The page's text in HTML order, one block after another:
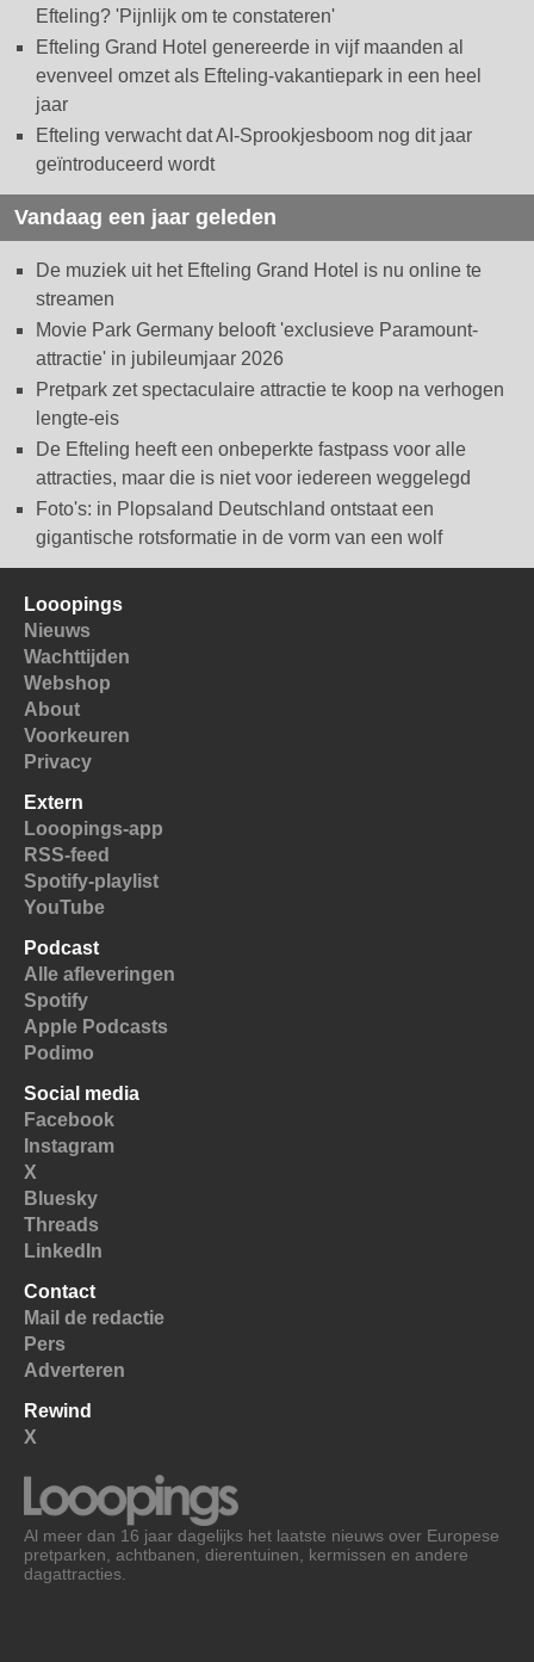
Efteling? 'Pijnlijk om te constateren'
Efteling Grand Hotel genereerde in vijf maanden al
evenveel omzet als Efteling-vakantiepark in een heel
jaar
Efteling verwacht dat AI-Sprookjesboom nog dit jaar
geïntroduceerd wordt
Vandaag een jaar geleden
De muziek uit het Efteling Grand Hotel is nu online te
streamen
Movie Park Germany belooft 'exclusieve Paramount-
attractie' in jubileumjaar 2026
Pretpark zet spectaculaire attractie te koop na verhogen
lengte-eis
De Efteling heeft een onbeperkte fastpass voor alle
attracties, maar die is niet voor iedereen weggelegd
Foto's: in Plopsaland Deutschland ontstaat een
gigantische rotsformatie in de vorm van een wolf
Looopings
Nieuws
Wachttijden
Webshop
About
Voorkeuren
Privacy
Extern
Looopings-app
RSS-feed
Spotify-playlist
YouTube
Podcast
Alle afleveringen
Spotify
Apple Podcasts
Podimo
Social media
Facebook
Instagram
X
Bluesky
Threads
LinkedIn
Contact
Mail de redactie
Pers
Adverteren
Rewind
X
Al meer dan 16 jaar dagelijks het laatste nieuws over Europese
pretparken, achtbanen, dierentuinen, kermissen en andere
dagattracties.